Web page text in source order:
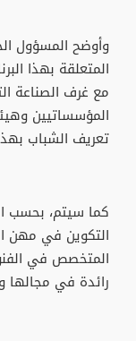
وأوضح المسؤول
المتعلقة بهذا
مع غرف الصناعة
المؤسساتيين
تعريف الشباب
كما سيتم، بحسب
التكوين في مهن
المتخصص في
رائدة في مجالها